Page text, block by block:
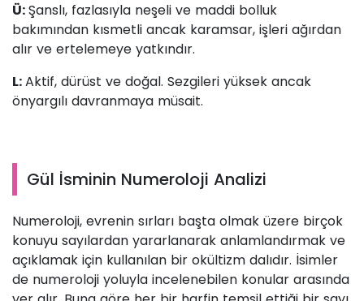
Ü:Şanslı, fazlasıyla neşeli ve maddi bolluk
bakımından kısmetli ancak karamsar, işleri ağırdan
alır ve ertelemeye yatkındır.
L:Aktif, dürüst ve doğal. Sezgileri yüksek ancak
önyargılı davranmaya müsait.
Gül İsminin Numeroloji Analizi
Numeroloji, evrenin sırları başta olmak üzere birçok
konuyu sayılardan yararlanarak anlamlandırmak ve
açıklamak için kullanılan bir okültizm dalıdır. İsimler
de numeroloji yoluyla incelenebilen konular arasında